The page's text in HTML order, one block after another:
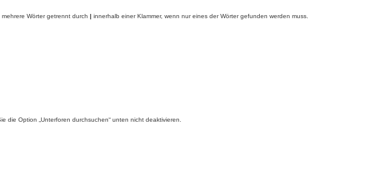
Wörter getrennt durch | innerhalb einer Klammer, wenn nur eines der Wörter gefunden werden muss.
Option „Unterforen durchsuchen“ unten nicht deaktivieren.